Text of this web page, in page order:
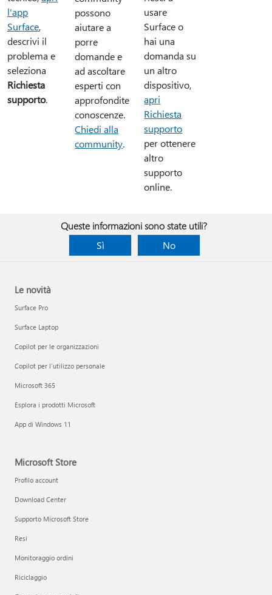
l'app
Surface,
descrivi il
problema e
seleziona
Richiesta
supporto.
possono
aiutare a
porre
domande e
ad ascoltare
esperti con
approfondite
conoscenze.
Chiedi alla
community.
usare
Surface o
hai una
domanda su
un altro
dispositivo,
apri
Richiesta
supporto
per ottenere
altro
supporto
online.
Queste informazioni sono state utili?
Sì
No
Le novità
Surface Pro
Surface Laptop
Copilot per le organizzazioni
Copilot per l'utilizzo personale
Microsoft 365
Esplora i prodotti Microsoft
App di Windows 11
Microsoft Store
Profilo account
Download Center
Supporto Microsoft Store
Resi
Monitoraggio ordini
Riciclaggio